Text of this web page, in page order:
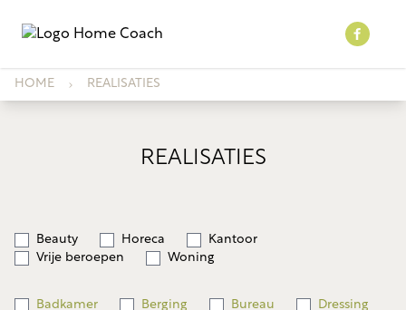
HOME REALISATIES
REALISATIES
Beauty Horeca
Kantoor
Vrije beroepen
Woning
Badkamer Berging Bureau
Dressing